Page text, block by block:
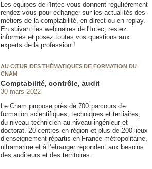
Les équipes de l'Intec vous donnent régulièrement
rendez-vous pour échanger sur les actualités des
métiers de la comptabilité, en direct ou en replay.
En suivant les webinaires de l'Intec, restez
informés et posez toutes vos questions aux
experts de la profession !
AU CŒUR DES THÉMATIQUES DE FORMATION DU
CNAM
Comptabilité, contrôle, audit
30 mars 2022
Le Cnam propose près de 700 parcours de
formation scientifiques, techniques et tertiaires,
du niveau technicien au niveau ingénieur et
doctorat. 20 centres en région et plus de 200 lieux
d’enseignement répartis en France métropolitaine,
ultramarine et à l’étranger répondent aux besoins
des auditeurs et des territoires.